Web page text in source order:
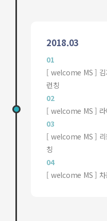
2018.03
01
[ welcome MS ] 김
런칭
02
[ welcome MS ] 라
03
[ welcome MS ] 리
칭
04
[ welcome MS ] 차